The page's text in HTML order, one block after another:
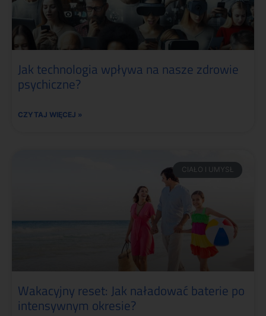
Jak technologia wpływa na nasze zdrowie
psychiczne?
CZYTAJ WIĘCEJ »
CIAŁO I UMYSŁ
Wakacyjny reset: Jak naładować baterie po
intensywnym okresie?